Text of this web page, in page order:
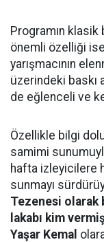
Programın klasik
önemli özelliği
yarışmacının
üzerindeki baskı
de eğlenceli ve
Özellikle bilgi
samimi
hafta izleyicilere
sunmayı
Tezenesi olarak
lakabı kim
Yaşar Kemal